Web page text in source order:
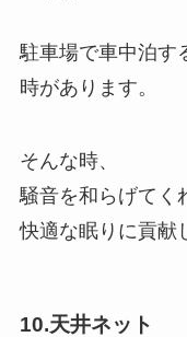
駐車場で車中泊す
時があります。
そんな時、
騒音を和らげてく
快適な眠りに貢献
10.天井ネット